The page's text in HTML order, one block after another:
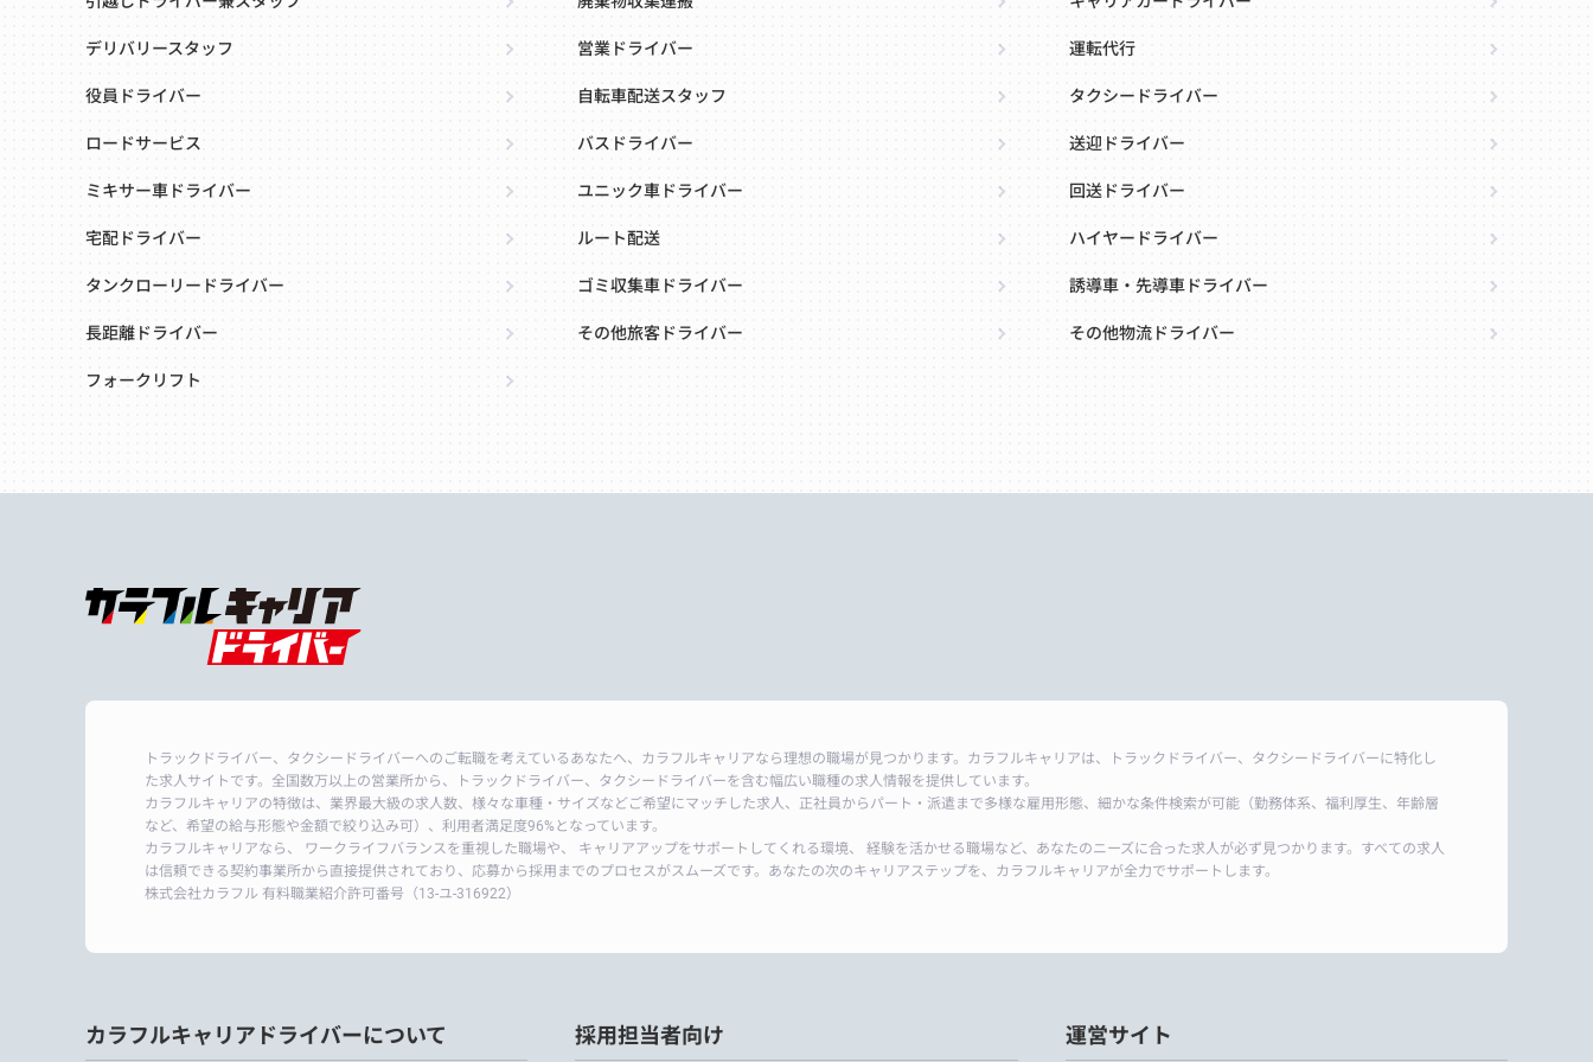
デリバリースタッフ 営業ドライバー 運転代行
役員ドライバー 自転車配送スタッフ タクシードライバー
ロードサービス バスドライバー 送迎ドライバー
ミキサー車ドライバー ユニック車ドライバー 回送ドライバー
宅配ドライバー ルート配送 ハイヤードライバー
タンクローリードライバー ゴミ収集車ドライバー 誘導車・先導車ドライバー
長距離ドライバー その他旅客ドライバー その他物流ドライバー
フォークリフト
トラックドライバー、タクシードライバーへのご転職を考えているあなたへ、カラフルキャリアなら理想の職場が見つかります。カラフルキャリアは、トラックドライバー、タクシードライバーに特化し
た求人サイトです。全国数万以上の営業所から、トラックドライバー、タクシードライバーを含む幅広い職種の求人情報を提供しています。
カラフルキャリアの特徴は、業界最大級の求人数、様々な車種・サイズなどご希望にマッチした求人、正社員からパート・派遣まで多様な雇用形態、細かな条件検索が可能（勤務体系、福利厚生、年齢層
など、希望の給与形態や金額で絞り込み可）、利用者満足度96%となっています。
カラフルキャリアなら、 ワークライフバランスを重視した職場や、 キャリアアップをサポートしてくれる環境、 経験を活かせる職場など、あなたのニーズに合った求人が必ず見つかります。すべての求人
は信頼できる契約事業所から直接提供されており、応募から採用までのプロセスがスムーズです。あなたの次のキャリアステップを、カラフルキャリアが全力でサポートします。
株式会社カラフル 有料職業紹介許可番号 （13-ユ-316922）
カラフルキャリアドライバーについて 採用担当者向け 運営サイト